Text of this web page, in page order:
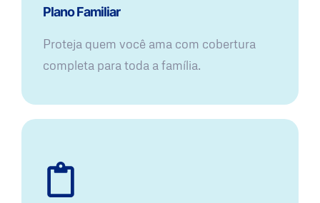
Plano Familiar
Proteja quem você ama com cobertura
completa para toda a família.